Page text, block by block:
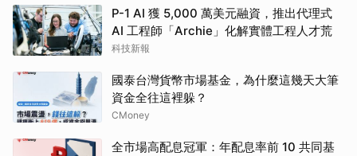
P-1 AI 獲 5,000 萬美元融資，推出代理式
AI 工程師「Archie」化解實體工程人才荒
科技新報
國泰台灣貨幣市場基金，為什麼這幾天大筆
資金全往這裡躲？
CMoney
全市場高配息冠軍：年配息率前 10 共同基